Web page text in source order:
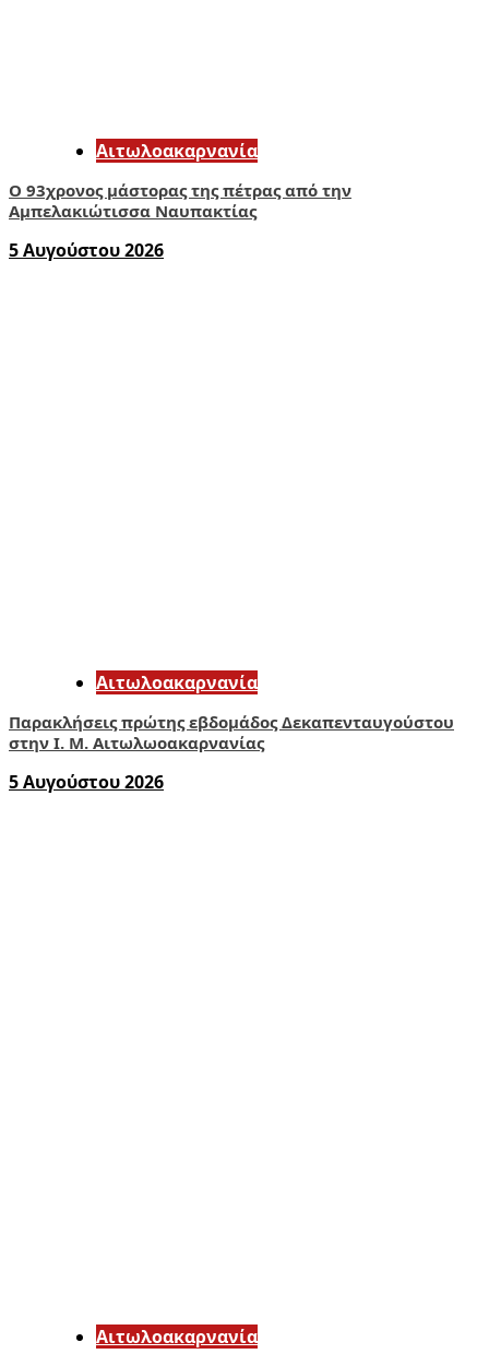
Αιτωλοακαρνανία
Ο 93χρονος μάστορας της πέτρας από την
Αμπελακιώτισσα Ναυπακτίας
5 Αυγούστου 2026
Αιτωλοακαρνανία
Παρακλήσεις πρώτης εβδομάδος Δεκαπενταυγούστου
στην Ι. Μ. Αιτωλωοακαρνανίας
5 Αυγούστου 2026
Αιτωλοακαρνανία